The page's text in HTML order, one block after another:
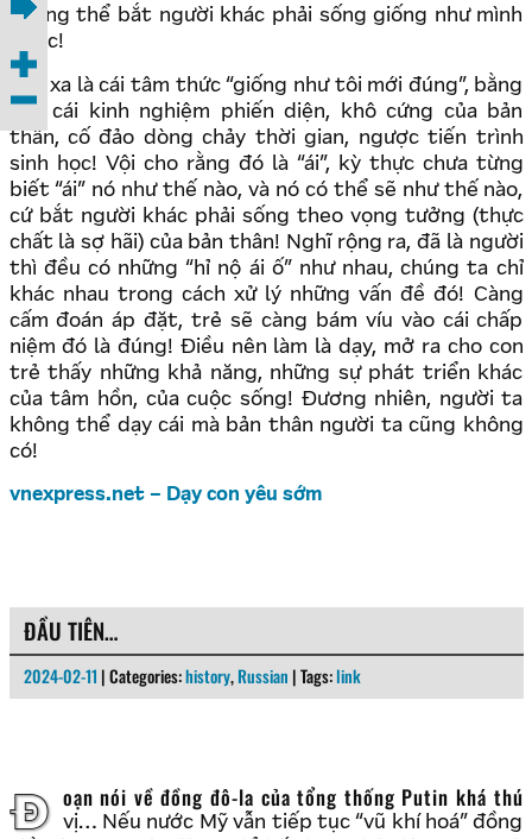
không thể bắt người khác phải sống giống như mình
được!
Sâu xa là cái tâm thức “giống như tôi mới đúng”, bằng
vào cái kinh nghiệm phiến diện, khô cứng của bản
thân, cố đảo dòng chảy thời gian, ngược tiến trình
sinh học! Vội cho rằng đó là “ái”, kỳ thực chưa từng
biết “ái” nó như thế nào, và nó có thể sẽ như thế nào,
cứ bắt người khác phải sống theo vọng tưởng (thực
chất là sợ hãi) của bản thân! Nghĩ rộng ra, đã là người
thì đều có những “hỉ nộ ái ố” như nhau, chúng ta chỉ
khác nhau trong cách xử lý những vấn đề đó! Càng
cấm đoán áp đặt, trẻ sẽ càng bám víu vào cái chấp
niệm đó là đúng! Điều nên làm là dạy, mở ra cho con
trẻ thấy những khả năng, những sự phát triển khác
của tâm hồn, của cuộc sống! Đương nhiên, người ta
không thể dạy cái mà bản thân người ta cũng không
có!
vnexpress.net – Dạy con yêu sớm
ĐẦU TIÊN…
2024-02-11 | Categories:history,Russian | Tags:link
Đoạn nói về đồng đô-la của tổng thống Putin khá thú
vị… Nếu nước Mỹ vẫn tiếp tục “vũ khí hoá” đồng